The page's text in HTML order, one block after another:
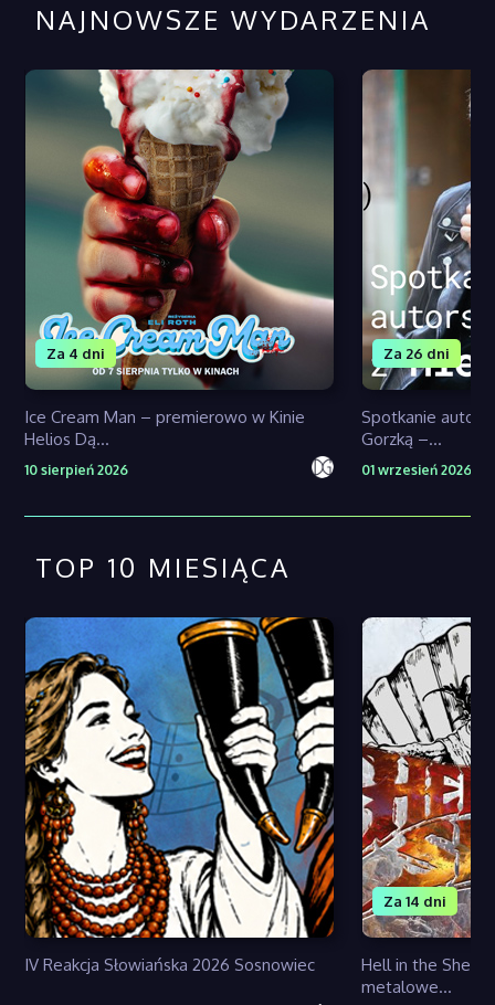
NAJNOWSZE WYDARZENIA
Ice Cream Man – premierowo w Kinie
Helios Dą...
Za 4 dni
10 sierpień 2026
Spotkanie
Gorzką –...
Za 26 dni
01 wrzesień 2026
TOP 10 MIESIĄCA
IV Reakcja Słowiańska 2026 Sosnowiec
Hell in the Shell
metalowe...
Za 14 dni